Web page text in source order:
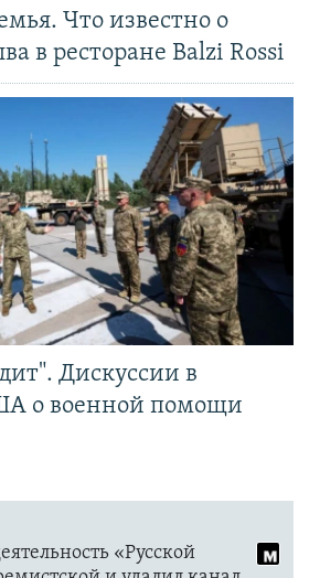
Что известно о
в ресторане Balzi Rossi
Дискуссии в
о военной помощи